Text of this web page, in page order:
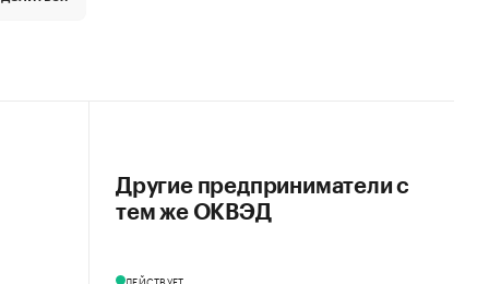
Другие предприниматели с
тем же ОКВЭД
ДЕЙСТВУЕТ